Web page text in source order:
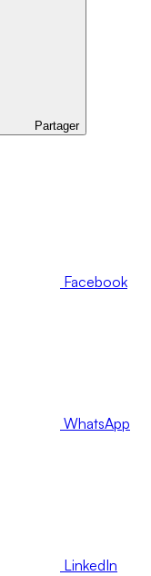
Partager
Facebook
WhatsApp
LinkedIn